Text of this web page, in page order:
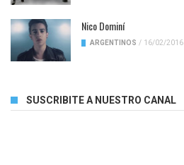
Nico Dominí
ARGENTINOS / 16/02/2016
SUSCRIBITE A NUESTRO CANAL